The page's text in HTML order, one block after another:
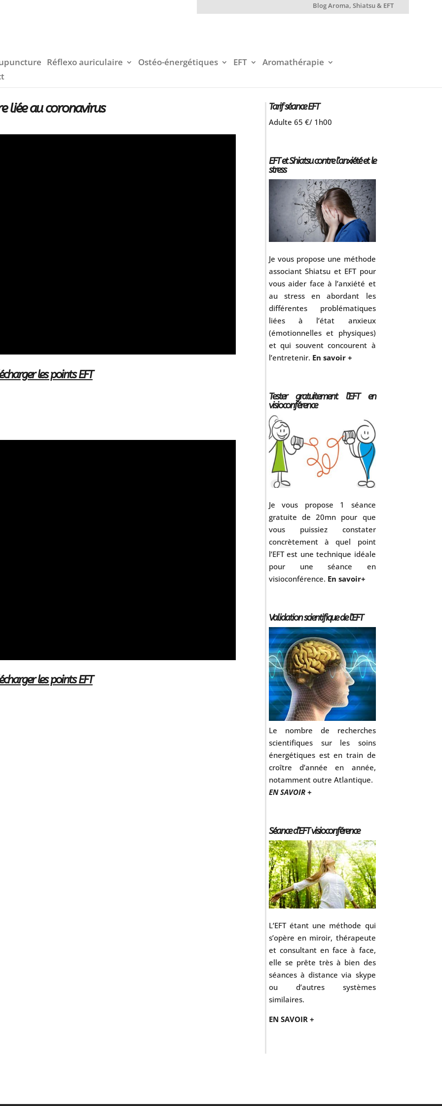
Blog Aroma, Shiatsu & EFT
Réflexo auriculaire Ostéo-énergétiques EFT
Aromathérapie
liée au coronavirus
les points EFT
les points EFT
Tarif séance EFT
Adulte 65 €/ 1h00
EFT et Shiatsu contre l’anxiété et le
stress
Je vous propose une méthode
associant Shiatsu et EFT pour
vous aider face à l’anxiété et
au stress en abordant les
différentes problématiques
liées à l’état anxieux
(émotionnelles et physiques)
et qui souvent concourent à
l’entretenir. En savoir +
Tester gratuitement l’EFT en
visioconférence
Je vous propose 1 séance
gratuite de 20mn pour que
vous puissiez constater
concrètement à quel point
l’EFT est une technique idéale
pour une séance en
visioconférence. En savoir+
Validation scientifique de l’EFT
Le nombre de recherches
scientifiques sur les soins
énergétiques est en train de
croître d’année en année,
notamment outre Atlantique.
EN SAVOIR +
Séance d’EFT visioconférence
L’EFT étant une méthode qui
s’opère en miroir, thérapeute
et consultant en face à face,
elle se prête très à bien des
séances à distance via skype
ou d’autres systèmes
similaires.
EN SAVOIR +